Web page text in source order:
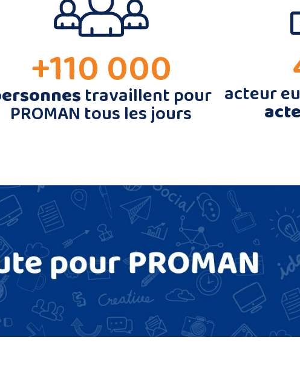
+110 000
travaillent pour
PROMAN tous les jours
acteur